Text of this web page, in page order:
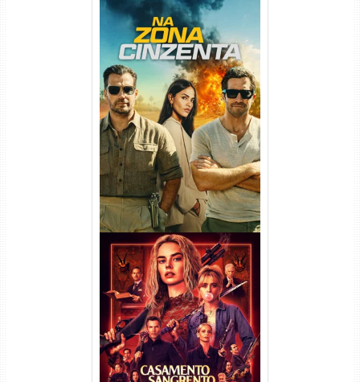
Na Zona Cinzenta Torrent
(2026) WEB-DL 1080p/4K
Dual Áudio
Casamento Sangrento: A
Viúva Torrent (2026) WEB-DL
720p/1080p/4K Dual Áudio